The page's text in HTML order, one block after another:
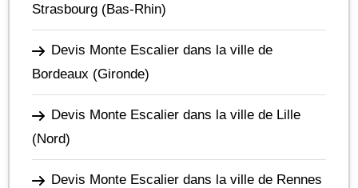
Strasbourg (Bas-Rhin)
Devis Monte Escalier dans la ville de
Bordeaux (Gironde)
Devis Monte Escalier dans la ville de Lille
(Nord)
Devis Monte Escalier dans la ville de Rennes